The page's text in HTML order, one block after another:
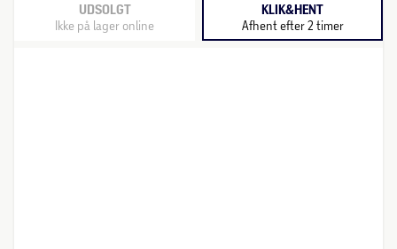
UDSOLGT
Ikke på lager online
KLIK&HENT
Afhent efter 2 timer